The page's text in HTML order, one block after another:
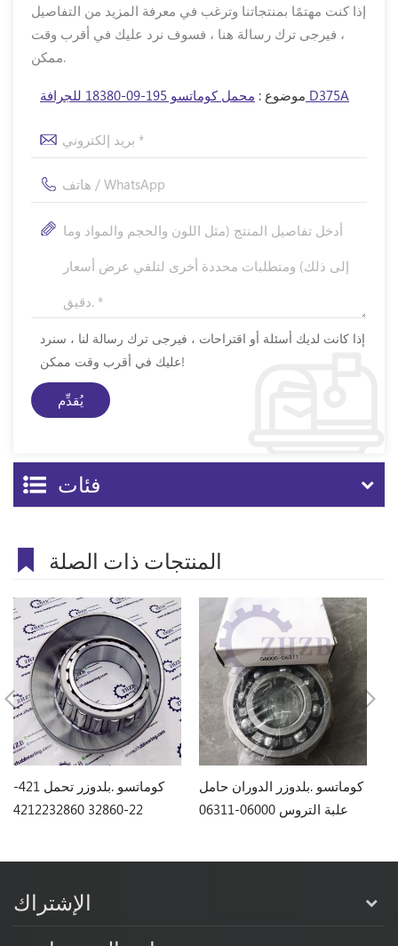
إذا كنت مهتمًا بمنتجاتنا وترغب في معرفة المزيد من التفاصيل
، فيرجى ترك رسالة هنا ، فسوف نرد عليك في أقرب وقت
ممكن.
موضوع : محمل كوماتسو 195-09-18380 للجرافة D375A
إذا كانت لديك أسئلة أو اقتراحات ، فيرجى ترك رسالة لنا ، سنرد
عليك في أقرب وقت ممكن!
فئات
المنتجات ذات الصلة
كوماتسو .بلدوزر تحمل 421-
22-32860 4212232860
كوماتسو .بلدوزر الدوران حامل
علبة التروس 06000-06311
الإشتراك